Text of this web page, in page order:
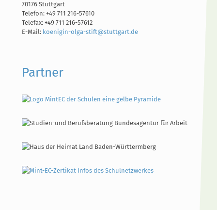
70176 Stuttgart
Telefon: +49 711 216-57610
Telefax: +49 711 216-57612
E-Mail: koenigin-olga-stift@stuttgart.de
Partner